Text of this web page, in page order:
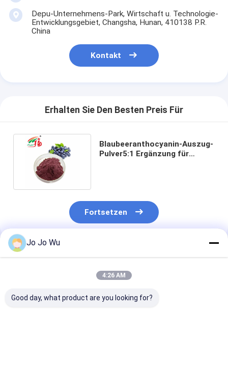
Depu-Unternehmens-Park, Wirtschaft u. Technologie-
Entwicklungsgebiet, Changsha, Hunan, 410138 P.R.
China
Kontakt
Erhalten Sie Den Besten Preis Für
Blaubeeranthocyanin-Auszug-
Pulver5:1 Ergänzung für
Fortsetzen
Empfohlene Produkte
Jo Jo Wu
4:26 AM
Good day, what product are you looking for?